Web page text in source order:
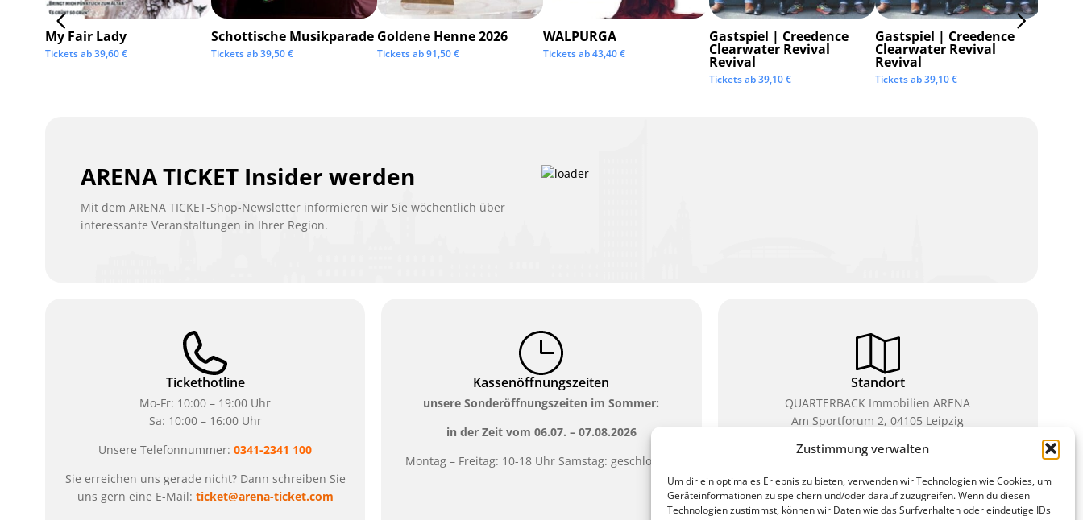
Zustimmung verwalten
Um dir ein optimales Erlebnis zu bieten, verwenden wir Technologien wie Cookies, um
Geräteinformationen zu speichern und/oder darauf zuzugreifen. Wenn du diesen
Technologien zustimmst, können wir Daten wie das Surfverhalten oder eindeutige IDs
My Fair Lady
Tickets ab39,60€
Schottische Musikparade
Tickets ab39,50€
Goldene Henne 2026
Tickets ab91,50€
WALPURGA
Tickets ab43,40€
Gastspiel | Creedence
Clearwater Revival
Revival
Tickets ab39,10€
Gastspiel | Creedence
Clearwater Revival
Revival
Tickets ab39,10€
ARENA TICKET Insider werden
Mit dem ARENA TICKET-Shop-Newsletter informieren wir Sie wöchentlich über
interessante Veranstaltungen in Ihrer Region.
Tickethotline
Mo-Fr: 10:00 – 19:00 Uhr
Sa: 10:00 – 16:00 Uhr
Unsere Telefonnummer:0341-2341 100
Sie erreichen uns gerade nicht? Dann schreiben Sie
uns gern eine E-Mail: ticket@arena-ticket.com
Kassenöffnungszeiten
unsere Sonderöffnungszeiten im Sommer:
in der Zeit vom 06.07. – 07.08.2026
Montag – Freitag: 10-18 Uhr Samstag: geschlossen
Standort
QUARTERBACK Immobilien ARENA
Am Sportforum 2, 04105 Leipzig
Sie erreichen uns mit dem Öffentlichen Nahverkehr:
Waldplatz/Arena. Kostenfreies Parken ist während
des Ticketkaufs möglich.